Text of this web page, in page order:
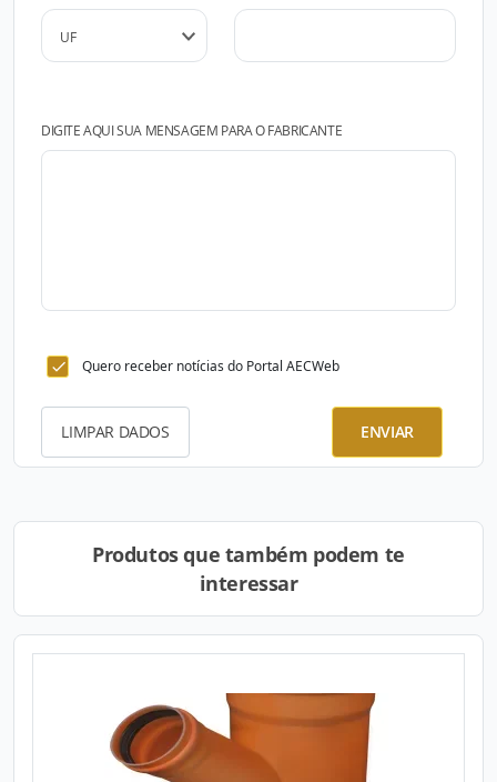
DIGITE AQUI SUA MENSAGEM PARA O FABRICANTE
Quero receber notícias do Portal AECWeb
LIMPAR DADOS ENVIAR
Produtos que também podem te
interessar